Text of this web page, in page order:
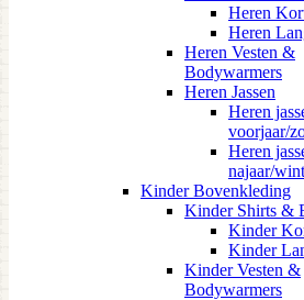
Heren
Heren
Heren Vesten &
Bodywarmers
Heren Jassen
Heren
voorjaar/
Heren
najaar/
Kinder Bovenkleding
Kinder Shirts &
Kinder
Kinder
Kinder Vesten &
Bodywarmers